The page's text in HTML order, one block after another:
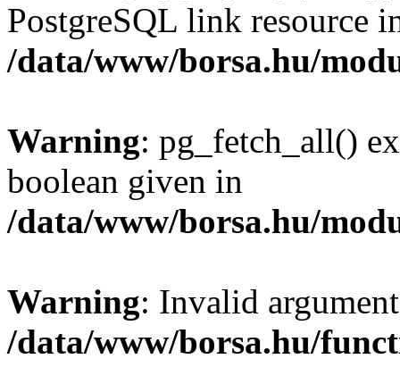
PostgreSQL link resource
/data/www/borsa.hu/
Warning: pg_fetch_all()
boolean given in
/data/www/borsa.hu/
Warning: Invalid
/data/www/borsa.hu/